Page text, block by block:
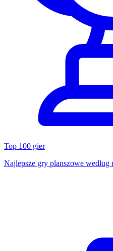
Top 100 gier
Najlepsze gry planszowe według